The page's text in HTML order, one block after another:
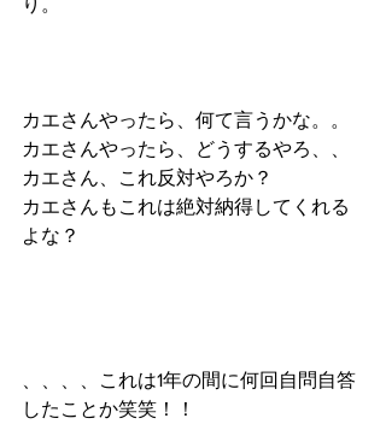
り。
カエさんやったら、何て言うかな。。
カエさんやったら、どうするやろ、、
カエさん、これ反対やろか？
カエさんもこれは絶対納得してくれる
よな？
、、、、これは1年の間に何回自問自答
したことか笑笑！！